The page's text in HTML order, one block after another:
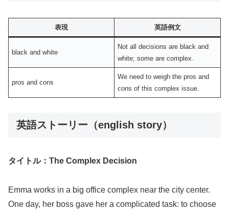
表現 英語例文
black and white
Not all decisions are black and
white; some are complex.
pros and cons
We need to weigh the pros and
cons of this complex issue.
英語ストーリー（english story）
タイトル：The Complex Decision
Emma works in a big office complex near the city center.
One day, her boss gave her a complicated task: to choose